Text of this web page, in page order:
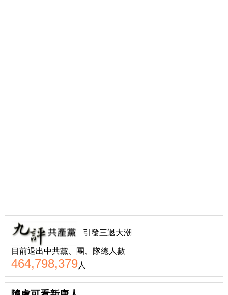
引發三退大潮
目前退出中共黨、團、隊總人數
464,798,379人